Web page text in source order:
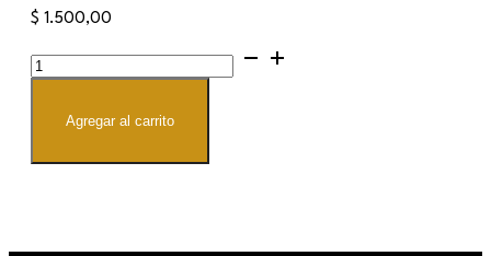
$ 1.500,00
Solucion
para
POLIGEL
Agregar al carrito